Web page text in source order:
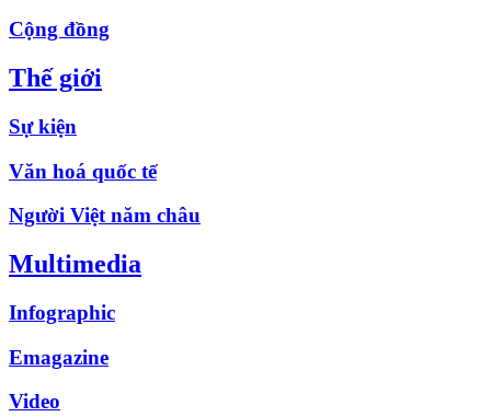
Cộng đồng
Thế giới
Sự kiện
Văn hoá quốc tế
Người Việt năm châu
Multimedia
Infographic
Emagazine
Video